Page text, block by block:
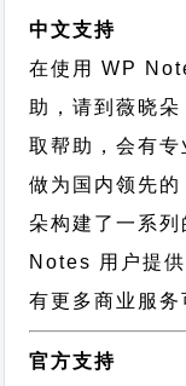
中文支持
在使用 WP
助，请到薇晓朵
取帮助，会有专
做为国内领先
朵构建了一系
Notes 用户提
有更多商业服务
官方支持